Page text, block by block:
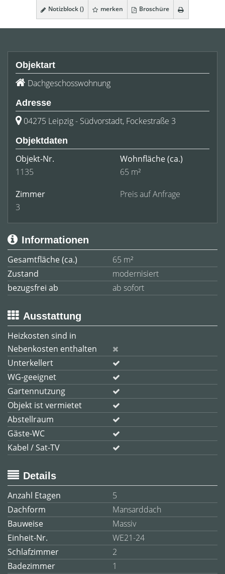
Notizblock () merken Broschüre
Objektart
Dachgeschosswohnung
Adresse
04275 Leipzig - Südvorstadt, Fockestraße 3
Objektdaten
Objekt-Nr.
1135
Wohnfläche(ca.)
65 m²
Zimmer
3
Preis auf Anfrage
Informationen
Gesamtfläche (ca.)
65 m²
Zustand
modernisiert
bezugsfrei ab
ab sofort
Ausstattung
Heizkosten sind in
Nebenkosten enthalten
Unterkellert
WG-geeignet
Gartennutzung
Objekt ist vermietet
Abstellraum
Gäste-WC
Kabel / Sat-TV
Details
Anzahl Etagen
5
Dachform
Mansarddach
Bauweise
Massiv
Einheit-Nr.
WE21-24
Schlafzimmer
2
Badezimmer
1